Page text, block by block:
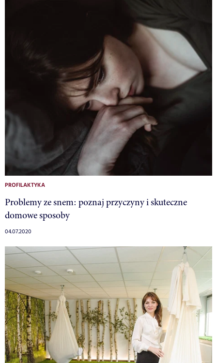
PROFILAKTYKA
Problemy ze snem: poznaj przyczyny i skuteczne
domowe sposoby
04.07.2020